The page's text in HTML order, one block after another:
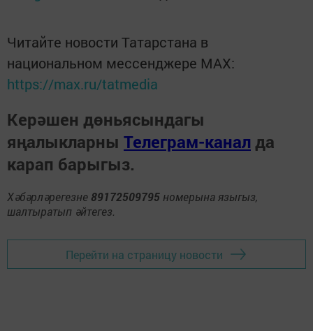
Читайте новости Татарстана в
национальном мессенджере MАХ:
https://max.ru/tatmedia
Керәшен дөньясындагы
яңалыкларны Телеграм-канал да
карап барыгыз.
Хәбәрләрегезне 89172509795 номерына языгыз,
шалтыратып әйтегез.
Перейти на страницу новости